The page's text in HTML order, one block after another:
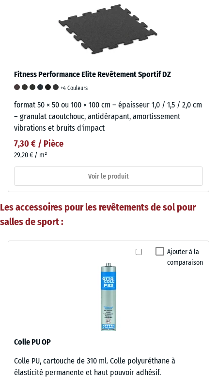
Fitness Performance Elite Revêtement Sportif DZ
+4 Couleurs
format 50 × 50 ou 100 × 100 cm – épaisseur 1,0 / 1,5 / 2,0 cm
– granulat caoutchouc, antidérapant, amortissement
vibrations et bruits d'impact
7,30 € / Pièce
29,20 € / m²
Voir le produit
Les accessoires pour les revêtements de sol pour
salles de sport :
Ajouter à la
comparaison
Colle PU OP
Colle PU, cartouche de 310 ml. Colle polyuréthane à
élasticité permanente et haut pouvoir adhésif.